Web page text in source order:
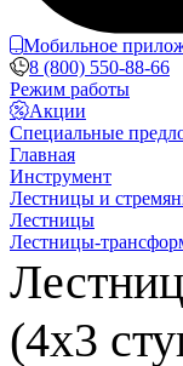
Мобильное
8 (800) 550-88-66
Режим работы
Акции
Специальные
Главная
Инструмент
Лестницы и
Лестницы
Лестницы-
(4х3